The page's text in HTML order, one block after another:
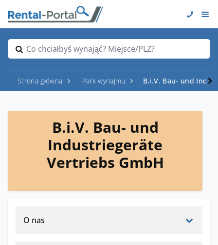
Co chciałbyś wynająć? Miejsce/PLZ?
Strona główna Park wynajmu B.i.V. Bau- und
B.i.V. Bau- und
Industriegeräte
Vertriebs GmbH
O nas